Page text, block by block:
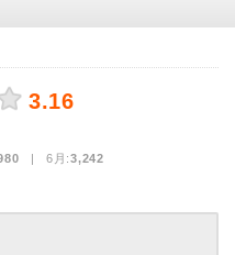
3.16
| 6月:3,242